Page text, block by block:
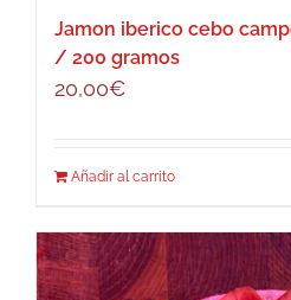
Jamon iberico cebo
/ 200 gramos
20,00€
Añadir al carrito